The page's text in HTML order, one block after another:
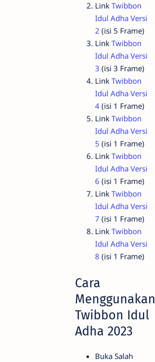
Link Twibbon
Idul Adha Versi
2 (isi 5 Frame)
Link Twibbon
Idul Adha Versi
3 (isi 3 Frame)
Link Twibbon
Idul Adha Versi
4 (isi 1 Frame)
Link Twibbon
Idul Adha Versi
5 (isi 1 Frame)
Link Twibbon
Idul Adha Versi
6 (isi 1 Frame)
Link Twibbon
Idul Adha Versi
7 (isi 1 Frame)
Link Twibbon
Idul Adha Versi
8 (isi 1 Frame)
Cara
Menggunakan
Twibbon Idul
Adha 2023
Buka Salah